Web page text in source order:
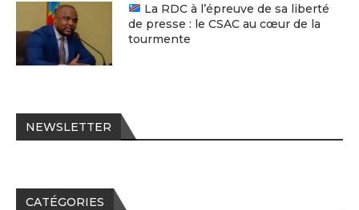
La RDC à l’épreuve de sa liberté
de presse : le CSAC au cœur de la
tourmente
NEWSLETTER
CATÉGORIES